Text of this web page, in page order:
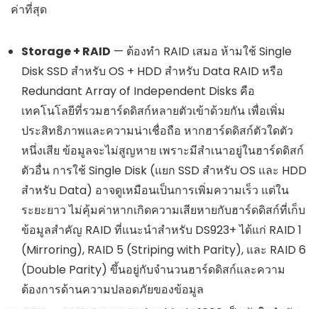
ค่าที่สุด
Storage + RAID — ต้องทำ RAID เสมอ ห้ามใช้ Single
Disk SSD สำหรับ OS + HDD สำหรับ Data RAID หรือ
Redundant Array of Independent Disks คือ
เทคโนโลยีที่รวมฮาร์ดดิสก์หลายตัวเข้าด้วยกัน เพื่อเพิ่ม
ประสิทธิภาพและความน่าเชื่อถือ หากฮาร์ดดิสก์ตัวใดตัว
หนึ่งเสีย ข้อมูลจะไม่สูญหาย เพราะมีสำเนาอยู่ในฮาร์ดดิสก์
ตัวอื่น การใช้ Single Disk (แยก SSD สำหรับ OS และ HDD
สำหรับ Data) อาจดูเหมือนเป็นการเพิ่มความเร็ว แต่ใน
ระยะยาว ไม่คุ้มค่าหากเกิดความเสียหายกับฮาร์ดดิสก์ที่เก็บ
ข้อมูลสำคัญ RAID ที่แนะนำสำหรับ DS923+ ได้แก่ RAID 1
(Mirroring), RAID 5 (Striping with Parity), และ RAID 6
(Double Parity) ขึ้นอยู่กับจำนวนฮาร์ดดิสก์และความ
ต้องการด้านความปลอดภัยของข้อมูล